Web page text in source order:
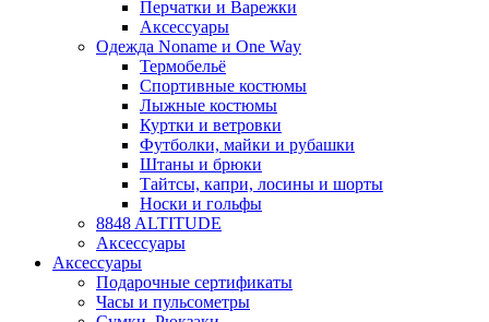
Перчатки и Варежки
Аксессуары
Одежда Noname и One Way
Термобельё
Спортивные костюмы
Лыжные костюмы
Куртки и ветровки
Футболки, майки и рубашки
Штаны и брюки
Тайтсы, капри, лосины и шорты
Носки и гольфы
8848 ALTITUDE
Аксессуары
Аксессуары
Подарочные сертификаты
Часы и пульсометры